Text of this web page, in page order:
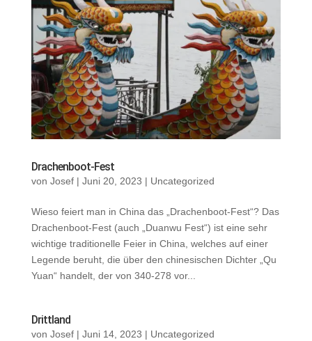
Drachenboot-Fest
von Josef| Juni 20, 2023 | Uncategorized
Wieso feiert man in China das „Drachenboot-Fest“? Das
Drachenboot-Fest (auch „Duanwu Fest“) ist eine sehr
wichtige traditionelle Feier in China, welches auf einer
Legende beruht, die über den chinesischen Dichter „Qu
Yuan“ handelt, der von 340-278 vor...
Drittland
von Josef| Juni 14, 2023 | Uncategorized